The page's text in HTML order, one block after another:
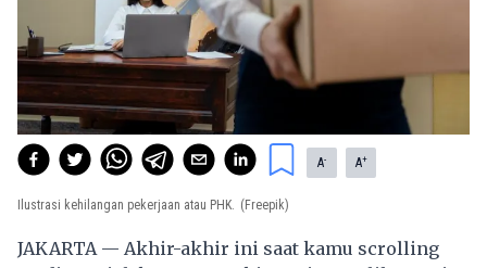
A- A+
Ilustrasi kehilangan pekerjaan atau PHK. (Freepik)
JAKARTA — Akhir-akhir ini saat kamu scrolling